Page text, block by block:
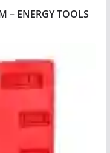
ENERGY TOOLS